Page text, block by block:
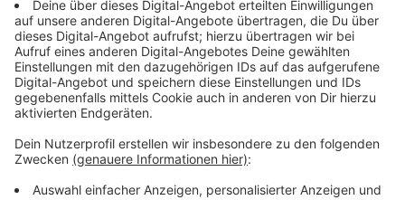
Anzeige